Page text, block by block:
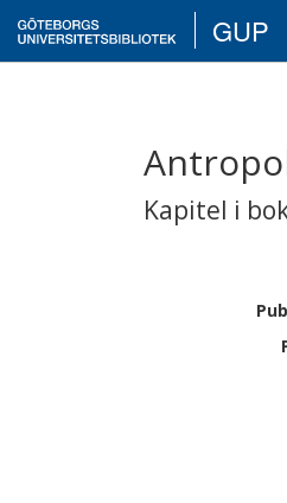
GUP
Kapitel i